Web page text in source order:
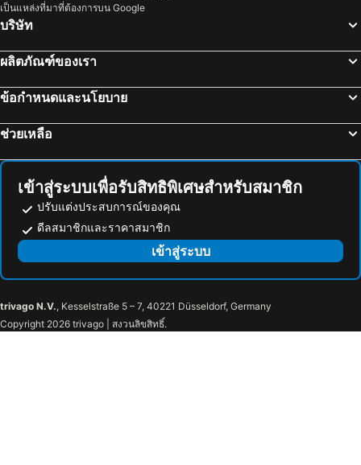
โรงแรม เซนตจอห์น
โรงแรม New Glasgow
โรงแรม บาดเด็ก
โรงแรม ฮาลีบูร์ตอน
โรงแรม แบรมตัน
โรงแรม ปีเตอร์โบโรจ
โรงแรม วอเตอร์ลู
เป็นแหล่งที่มาที่ต้องการบน Google
บริษัท
ผลิตภัณฑ์ของเรา
ข้อกำหนดและนโยบาย
ช่วยเหลือ
เข้าสู่ระบบเพื่อรับสิทธิพิเศษสำหรับสมาชิก
ปรับแต่งประสบการณ์ของคุณ
ดีลสมาชิกและราคาสมาชิก
เข้าสู่ระบบ
trivago N.V., Kesselstraße 5 – 7, 40221 Düsseldorf, Germany
Copyright 2026 trivago | สงวนลิขสิทธิ์.